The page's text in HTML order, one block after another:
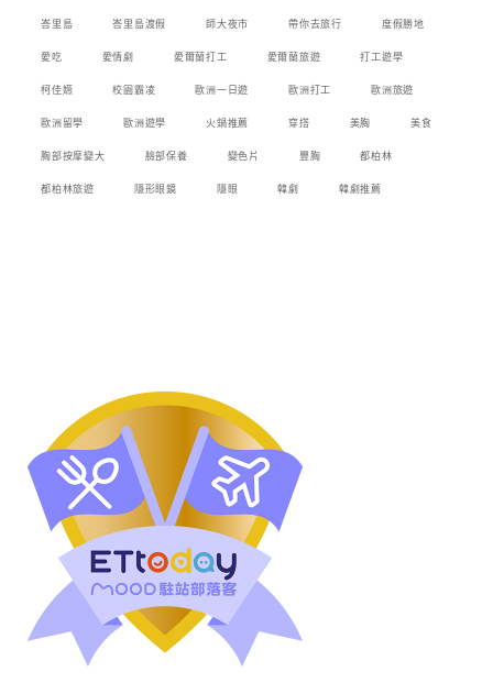
峇里島 峇里島渡假 師大夜市 帶你去旅行 度假勝地
愛吃 愛情劇 愛爾蘭打工 愛爾蘭旅遊 打工遊學
柯佳嬿 校園霸凌 歐洲一日遊 歐洲打工 歐洲旅遊
歐洲留學 歐洲遊學 火鍋推薦 穿搭 美胸 美食
胸部按摩變大 臉部保養 變色片 豐胸 都柏林
都柏林旅遊 隱形眼鏡 隱眼 韓劇 韓劇推薦